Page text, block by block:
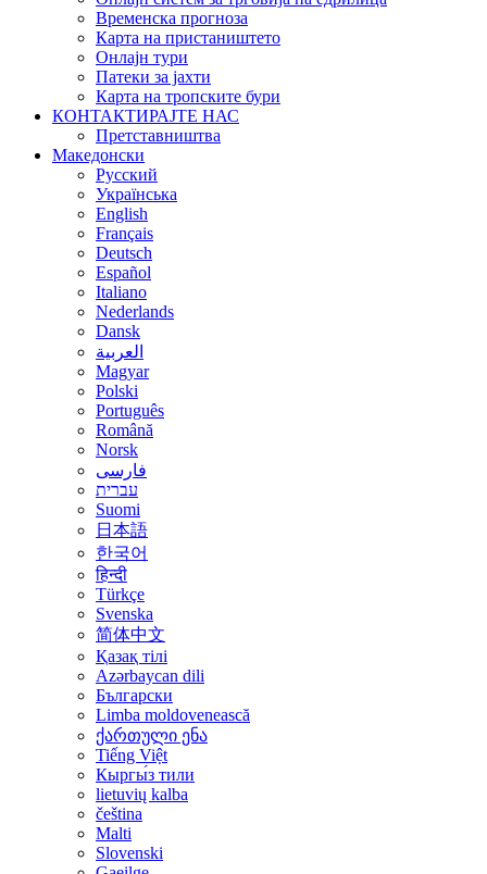
Временска прогноза
Карта на пристаништето
Oнлајн тури
Патеки за јахти
Карта на тропските бури
КОНТАКТИРАЈТЕ НАС
Претставништва
Македонски
Русский
Українська
English
Français
Deutsch
Español
Italiano
Nederlands
Dansk
العربية
Magyar
Polski
Português
Română
Norsk
فارسی
עברית
Suomi
日本語
한국어
हिन्दी
Türkçe
Svenska
简体中文
Қазақ тілі
Azərbaycan dili
Български
Limba moldovenească
ქართული ენა
Tiếng Việt
Кыргы́з тили
lietuvių kalba
čeština
Malti
Slovenski